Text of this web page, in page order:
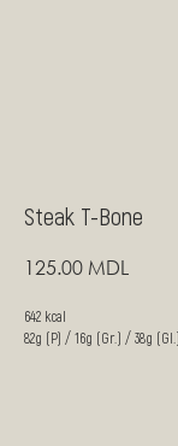
Steak T-Bone
125.00 MDL
642 kcal
82g (P) / 16g (Gr.) / 38g (Gl.)